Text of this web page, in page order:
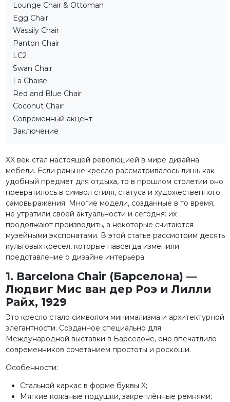
Lounge Chair & Ottoman
Egg Chair
Wassily Chair
Panton Chair
LC2
Swan Chair
La Chaise
Red and Blue Chair
Coconut Chair
Современный акцент
Заключение
XX век стал настоящей революцией в мире дизайна
мебели. Если раньше кресло рассматривалось лишь как
удобный предмет для отдыха, то в прошлом столетии оно
превратилось в символ стиля, статуса и художественного
самовыражения. Многие модели, созданные в то время,
не утратили своей актуальности и сегодня: их
продолжают производить, а некоторые считаются
музейными экспонатами. В этой статье рассмотрим десять
культовых кресел, которые навсегда изменили
представление о дизайне интерьера.
1. Barcelona Chair (Барселона) —
Людвиг Мис ван дер Роэ и Лилли
Райх, 1929
Это кресло стало символом минимализма и архитектурной
элегантности. Созданное специально для
Международной выставки в Барселоне, оно впечатлило
современников сочетанием простоты и роскоши.
Особенности:
Стальной каркас в форме буквы X;
Мягкие кожаные подушки, закреплённые ремнями;